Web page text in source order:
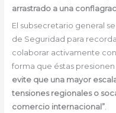
arrastrado a una
El subsecretario general
de Seguridad para
colaborar activamente
forma que éstas
evite que una mayor
tensiones regionales o
comercio internacional”.